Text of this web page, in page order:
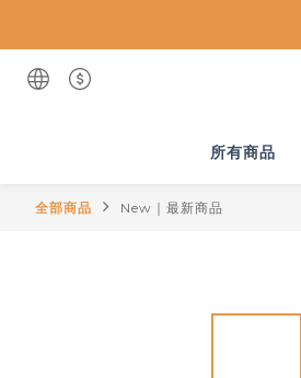
所有商品
全部商品 New｜最新商品